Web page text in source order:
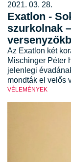
2021. 03. 28.
Exatlon -
szurkolnak
Az Exatlon két
Mischinger Péter
jelenlegi
mondták el velős
VÉLEMÉNYEK